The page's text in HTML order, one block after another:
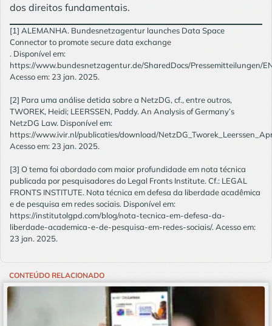
dos direitos fundamentais.
[1] ALEMANHA. Bundesnetzagentur launches Data Space
Connector to promote secure data exchange
. Disponível em:
https://www.bundesnetzagentur.de/SharedDocs/Pressemitteilungen/
Acesso em: 23 jan. 2025.
[2] Para uma análise detida sobre a NetzDG, cf., entre outros,
TWOREK, Heidi; LEERSSEN, Paddy. An Analysis of Germany’s
NetzDG Law. Disponível em:
https://www.ivir.nl/publicaties/download/
Acesso em: 23 jan. 2025.
[3] O tema foi abordado com maior profundidade em nota técnica
publicada por pesquisadores do Legal Fronts Institute. Cf.: LEGAL
FRONTS INSTITUTE. Nota técnica em defesa da liberdade acadêmica
e de pesquisa em redes sociais. Disponível em:
https://institutolgpd.com/blog/nota-tecnica-em-defesa-da-
liberdade-academica-e-de-pesquisa-em-redes-sociais/. Acesso em:
23 jan. 2025.
CONTEÚDO RELACIONADO